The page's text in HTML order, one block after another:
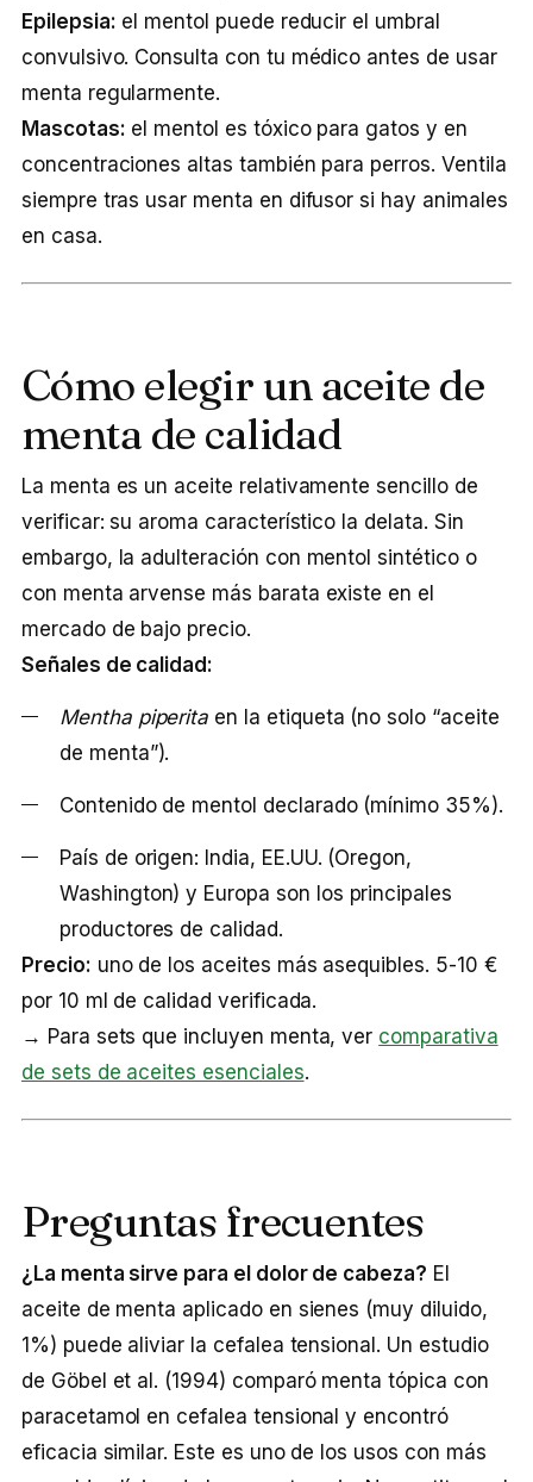
Epilepsia: el mentol puede reducir el umbral
convulsivo. Consulta con tu médico antes de usar
menta regularmente.
Mascotas: el mentol es tóxico para gatos y en
concentraciones altas también para perros. Ventila
siempre tras usar menta en difusor si hay animales
en casa.
Cómo elegir un aceite de
menta de calidad
La menta es un aceite relativamente sencillo de
verificar: su aroma característico la delata. Sin
embargo, la adulteración con mentol sintético o
con menta arvense más barata existe en el
mercado de bajo precio.
Señales de calidad:
Mentha piperita en la etiqueta (no solo “aceite
de menta”).
Contenido de mentol declarado (mínimo 35%).
País de origen: India, EE.UU. (Oregon,
Washington) y Europa son los principales
productores de calidad.
Precio: uno de los aceites más asequibles. 5-10 €
por 10 ml de calidad verificada.
→ Para sets que incluyen menta, ver comparativa
de sets de aceites esenciales.
Preguntas frecuentes
¿La menta sirve para el dolor de cabeza? El
aceite de menta aplicado en sienes (muy diluido,
1%) puede aliviar la cefalea tensional. Un estudio
de Göbel et al. (1994) comparó menta tópica con
paracetamol en cefalea tensional y encontró
eficacia similar. Este es uno de los usos con más